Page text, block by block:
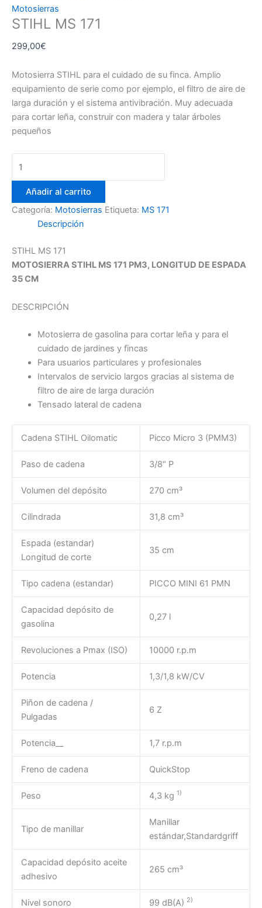
Motosierras
STIHL MS 171
299,00€
Motosierra STIHL para el cuidado de su finca. Amplio
equipamiento de serie como por ejemplo, el filtro de aire de
larga duración y el sistema antivibración. Muy adecuada
para cortar leña, construir con madera y talar árboles
pequeños
MS
cantidad
Añadir al carrito
Categoría: Motosierras Etiqueta: MS 171
Descripción
STIHL MS 171
MOTOSIERRA STIHL MS 171 PM3, LONGITUD DE ESPADA
35 CM
DESCRIPCIÓN
Motosierra de gasolina para cortar leña y para el
cuidado de jardines y fincas
Para usuarios particulares y profesionales
Intervalos de servicio largos gracias al sistema de
filtro de aire de larga duración
Tensado lateral de cadena
Cadena STIHL Oilomatic Picco Micro 3 (PMM3)
Paso de cadena 3/8″ P
Volumen del depósito 270 cm³
Cilindrada 31,8 cm³
Espada (estandar)
Longitud de corte
35 cm
Tipo cadena (estandar) PICCO MINI 61 PMN
Capacidad depósito de
gasolina
0,27 l
Revoluciones a Pmax (ISO) 10000 r.p.m
Potencia 1,3/1,8 kW/CV
Piñon de cadena /
Pulgadas
6 Z
Potencia__ 1,7 r.p.m
Freno de cadena QuickStop
Peso 4,3 kg 1)
Tipo de manillar
Manillar
estándar,Standardgriff
Capacidad depósito aceite
adhesivo
265 cm³
Nivel sonoro 99 dB(A) 2)